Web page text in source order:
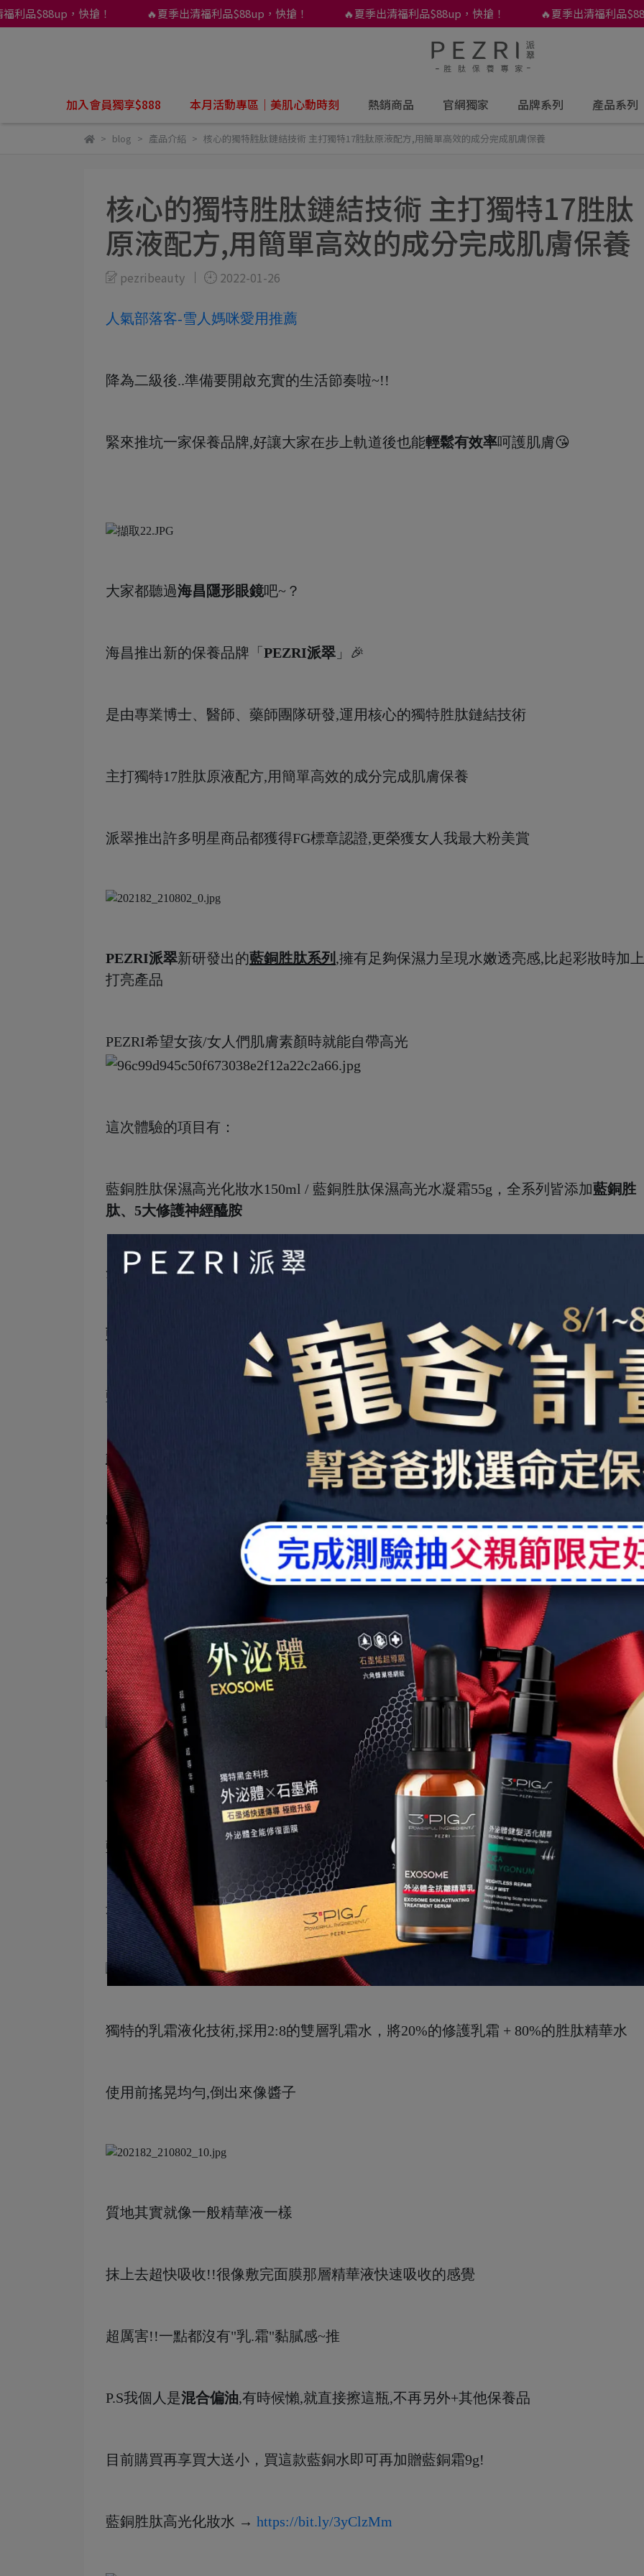
品$88up，快搶！ 🔥夏季出清福利品$88up，快搶！ 🔥夏季出清福利品$88up，快搶！ 🔥夏季出清福利品$88up
加入會員獨享$888 本月活動專區｜美肌心動時刻 熱銷商品 官網獨家 品牌系列 產品系列
blog 產品介紹 核心的獨特胜肽鏈結技術 主打獨特17胜肽原液配方,用簡單高效的成分完成肌膚保養
核心的獨特胜肽鏈結技術 主打獨特17胜肽
原液配方,用簡單高效的成分完成肌膚保養
pezribeauty 2022-01-26
人氣部落客-雪人媽咪愛用推薦
降為二級後..準備要開啟充實的生活節奏啦~!!
緊來推坑一家保養品牌,好讓大家在步上軌道後也能輕鬆有效率呵護肌膚😘
大家都聽過海昌隱形眼鏡吧~？
海昌推出新的保養品牌「 PEZRI派翠 」🎉
是由專業博士、醫師、藥師團隊研發,運用核心的獨特胜肽鏈結技術
主打獨特17胜肽原液配方,用簡單高效的成分完成肌膚保養
派翠推出許多明星商品都獲得FG標章認證,更榮獲女人我最大粉美賞
PEZRI派翠新研發出的藍銅胜肽系列 ,擁有足夠保濕力呈現水嫩透亮感,比起彩妝時加上
打亮產品
PEZRI希望女孩/女人們肌膚素顏時就能自帶高光
這次體驗的項目有：
藍銅胜肽保濕高光化妝水150ml / 藍銅胜肽保濕高光水凝霜55g，全系列皆添加藍銅胜
肽、5大修護神經醯胺
全系列皆添加藍銅胜肽、5大修護神經醯胺
藍銅胜肽是什麼呢？
藍銅胜肽對肌膚具有強大的修護力及潤澤力
能改善乾燥,粗糙,鬆弛 是現代保養品中逆齡、緊緻的重要成分，被喻為胜肽界的藍寶
5大多重微脂囊神經醯胺
微脂囊是一種包覆成分的技術,能有效的包覆神經醯胺,潤澤肌底、鎖水、並鞏固肌膚屏
障
可以讓肌膚水嫩有彈性!!
首先登場
藍銅胜肽保濕高光化妝水150ml
最推這瓶了!!
獨特的乳霜液化技術,採用2:8的雙層乳霜水，將20%的修護乳霜 + 80%的胜肽精華水
使用前搖晃均勻,倒出來像醬子
質地其實就像一般精華液一樣
抹上去超快吸收!!很像敷完面膜那層精華液快速吸收的感覺
超厲害!!一點都沒有"乳.霜"黏膩感~推
P.S我個人是混合偏油,有時候懶,就直接擦這瓶,不再另外+其他保養品
目前購買再享買大送小，買這款藍銅水即可再加贈藍銅霜9g!
藍銅胜肽高光化妝水 → https://bit.ly/3yClzMm